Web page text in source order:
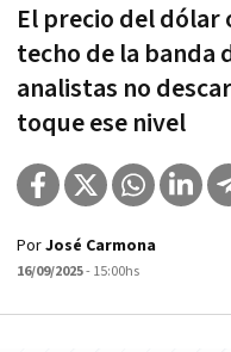
El precio del dólar
techo de la banda
analistas no
toque ese nivel
PorJosé Carmona
16/09/2025- 15:00hs